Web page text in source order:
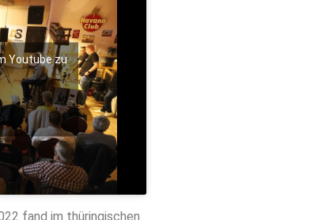
Youtube zu
fand im thüringischen